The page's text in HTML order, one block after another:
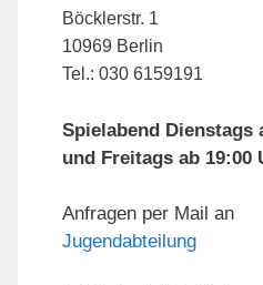
Böcklerstr. 1
10969 Berlin
Tel.: 030 6159191
Spielabend Dienstags
und Freitags ab 19:00
Anfragen per Mail an
Jugendabteilung